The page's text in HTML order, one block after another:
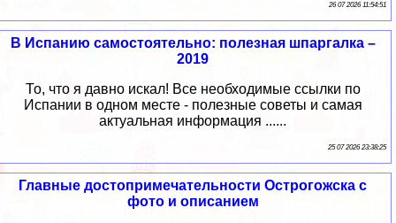
26 07 2026 11:54:51
В Испанию самостоятельно: полезная шпаргалка –
2019
То, что я давно искал! Все необходимые ссылки по
Испании в одном месте - полезные советы и самая
актуальная информация ......
25 07 2026 23:38:25
Главные достопримечательности Острогожска с
фото и описанием